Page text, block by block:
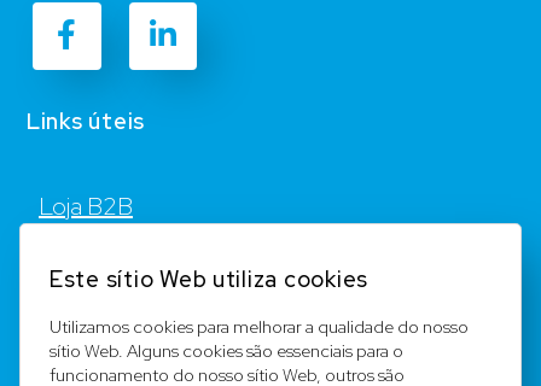
Links úteis
Loja B2B
Registar
Este sítio Web utiliza cookies
Utilizamos cookies para melhorar a qualidade do nosso
sítio Web. Alguns cookies são essenciais para o
funcionamento do nosso sítio Web, outros são